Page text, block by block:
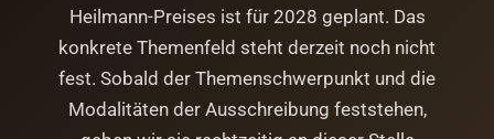
Heilmann-Preises ist für 2028 geplant. Das
konkrete Themenfeld steht derzeit noch nicht
fest. Sobald der Themenschwerpunkt und die
Modalitäten der Ausschreibung feststehen,